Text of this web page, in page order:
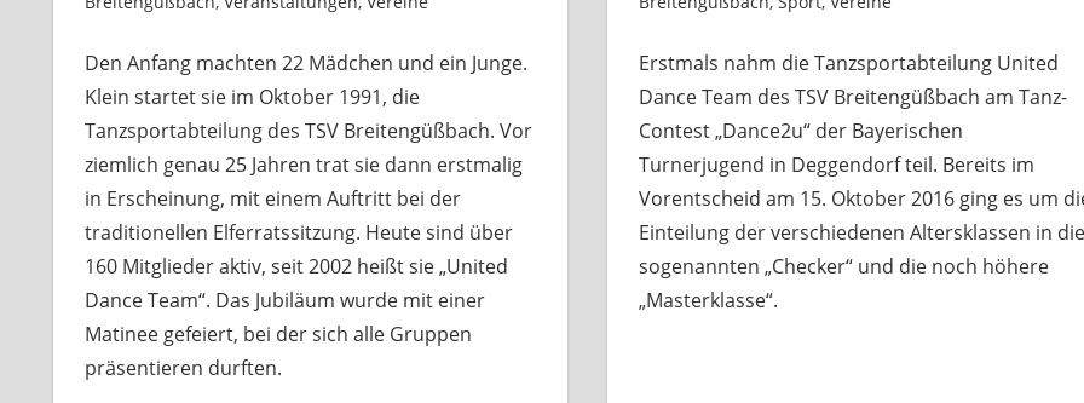
Den Anfang machten 22 Mädchen und ein Junge.
Klein startet sie im Oktober 1991, die
Tanzsportabteilung des TSV Breitengüßbach. Vor
ziemlich genau 25 Jahren trat sie dann erstmalig
in Erscheinung, mit einem Auftritt bei der
traditionellen Elferratssitzung. Heute sind über
160 Mitglieder aktiv, seit 2002 heißt sie „United
Dance Team“. Das Jubiläum wurde mit einer
Matinee gefeiert, bei der sich alle Gruppen
präsentieren durften.
Erstmals nahm die Tanzsportabteilung United
Dance Team des TSV Breitengüßbach am Tanz-
Contest „Dance2u“ der Bayerischen
Turnerjugend in Deggendorf teil. Bereits im
Vorentscheid am 15. Oktober 2016 ging es um
Einteilung der verschiedenen Altersklassen in die
sogenannten „Checker“ und die noch höhere
„Masterklasse“.